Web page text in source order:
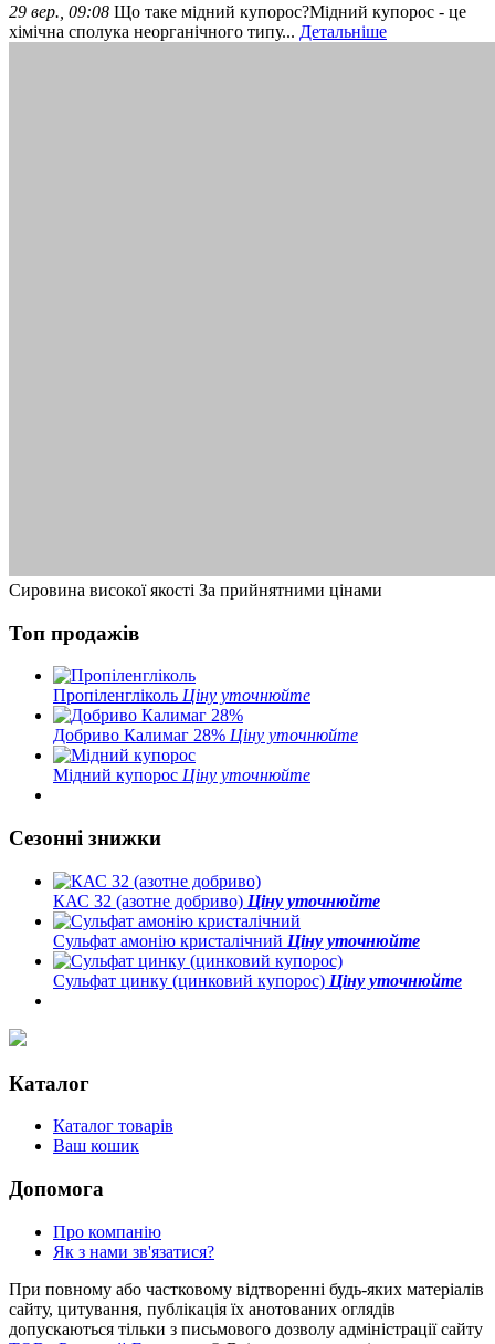
29 вер., 09:08 Що таке мідний купорос?Мідний купорос - це
хімічна сполука неорганічного типу... Детальніше
Сировина високої якості За прийнятними цінами
Топ продажів
Пропіленгліколь Ціну уточнюйте
Добриво Калимаг 28% Ціну уточнюйте
Мідний купорос Ціну уточнюйте
Сезонні знижки
КАС 32 (азотне добриво) Ціну уточнюйте
Сульфат амонію кристалічний Ціну уточнюйте
Сульфат цинку (цинковий купорос) Ціну уточнюйте
Каталог
Каталог товарів
Ваш кошик
Допомога
Про компанію
Як з нами зв'язатися?
При повному або частковому відтворенні будь-яких матеріалів
сайту, цитування, публікація їх анотованих оглядів
допускаються тільки з письмового дозволу адміністрації сайту